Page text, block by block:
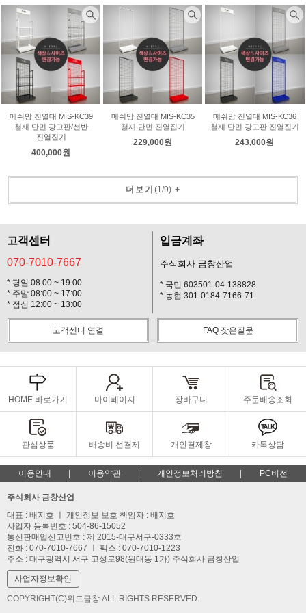
메쉬망 진열대 MIS-KC39
철재 단면 광고판/선반
진열집기
400,000원
메쉬망 진열대 MIS-KC35
철재 단면 진열집기
229,000원
메쉬망 진열대 MIS-KC36
철재 단면 광고판 진열집기
243,000원
더보기 (1/9)+
고객센터
070-7010-7667
* 평일 08:00 ~ 19:00
* 주말 08:00 ~ 17:00
* 점심 12:00 ~ 13:00
입금계좌
주식회사 금창산업
* 국민 603501-04-138828
* 농협 301-0184-7166-71
고객센터 연결 FAQ 잦은질문
HOME 바로가기 마이페이지 장바구니 주문배송조회
관심상품 배송비 선결제 개인결제창 카톡상담
이용안내 이용약관 개인정보처리방침 PC버전
주식회사 금창산업
대표 : 배지호 ㅣ 개인정보 보호 책임자 : 배지호
사업자 등록번호 : 504-86-15052
통신판매업신고번호 : 제 2015-대구서구-0333호
전화 : 070-7010-7667 ㅣ 팩스 : 070-7010-1223
주소 : 대구광역시 서구 고성로98(원대동 1가) 주식회사 금창산업
사업자정보확인
COPYRIGHT(C)위드금창 ALL RIGHTS RESERVED.